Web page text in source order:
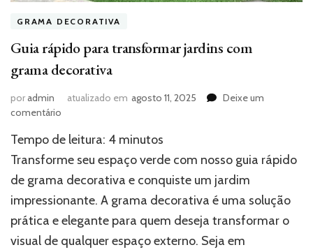
GRAMA DECORATIVA
Guia rápido para transformar jardins com
grama decorativa
poradmin atualizado em agosto 11, 2025
Deixe um
comentário
rápido
para
transformar
jardins
com
grama
decorativa
Tempo de leitura: 4 minutos
Transforme seu espaço verde com nosso guia rápido
de grama decorativa e conquiste um jardim
impressionante. A grama decorativa é uma solução
prática e elegante para quem deseja transformar o
visual de qualquer espaço externo. Seja em